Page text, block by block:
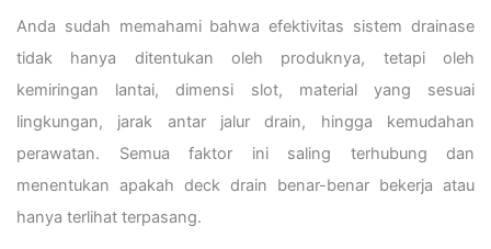
Anda sudah memahami bahwa efektivitas sistem drainase
tidak hanya ditentukan oleh produknya, tetapi oleh
kemiringan lantai, dimensi slot, material yang sesuai
lingkungan, jarak antar jalur drain, hingga kemudahan
perawatan. Semua faktor ini saling terhubung dan
menentukan apakah deck drain benar-benar bekerja atau
hanya terlihat terpasang.